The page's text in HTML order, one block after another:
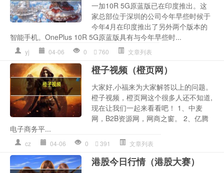
一加10R 5G原蓝版已在印度推出。这
家总部位于深圳的公司今年早些时候于
今年4月在印度推出了另外两个版本的
智能手机。OnePlus 10R 5G原蓝版具有与今年早些时...
yj 04-06 0 760 文章列表
橙子视频（橙页网）
大家好,小福来为大家解答以上的问题。
橙子视频，橙页网这个很多人还不知道,
现在让我们一起来看看吧！ 1、中麦
网，B2B资源网，网商之窗。 2、亿腾
电子商务平...
cz 04-06 0 391 文章列表
港股今日行情（港股大赛）